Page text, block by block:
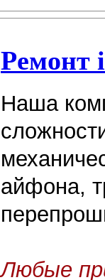
Ремонт
Наша
айфона,
Любые